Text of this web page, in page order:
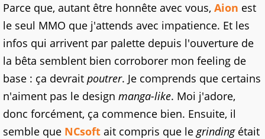
Parce que, autant être honnête avec vous, Aion est
le seul MMO que j'attends avec impatience. Et les
infos qui arrivent par palette depuis l'ouverture de
la bêta semblent bien corroborer mon feeling de
base : ça devrait poutrer. Je comprends que certains
n'aiment pas le design manga-like. Moi j'adore,
donc forcément, ça commence bien. Ensuite, il
semble que NCsoft ait compris que legrindingétait